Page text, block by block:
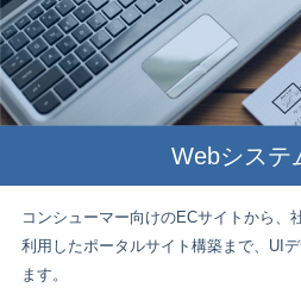
Webシステ
コンシューマー向けのECサイトから、
利用したポータルサイト構築まで、UI
ます。